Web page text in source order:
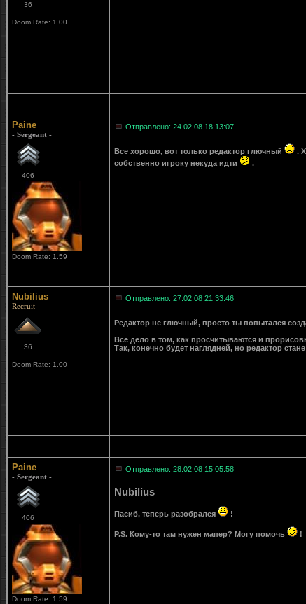
36
Doom Rate: 1.00
Paine
- Sergeant -
406
Doom Rate: 1.59
Отправлено: 24.02.08 18:13:07
Все хорошо, вот только редактор глючный
.
собственно игроку некуда идти
.
Nubilius
Recruit
36
Doom Rate: 1.00
Отправлено: 27.02.08 21:33:46
Редактор не глючный, просто ты попытался
Всё дело в том, как просчитываются и
Так, конечно будет наглядней, но редактор
Paine
- Sergeant -
406
Doom Rate: 1.59
Отправлено: 28.02.08 15:05:58
Nubilius
Пасиб, теперь разобрался !
P.S. Кому-то там нужен мапер? Могу помочь !